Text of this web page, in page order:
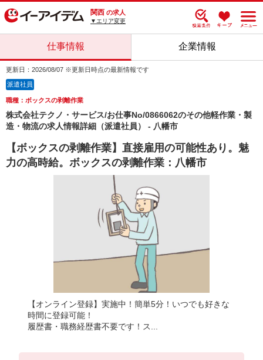
関西 の求人
▼エリア変更
仕事情報 企業情報
更新日：2026/08/07 ※更新日時点の最新情報です
派遣社員
職種：ボックスの剥離作業
株式会社テクノ・サービス/お仕事No/0866062のその他軽作業・製
造・物流の求人情報詳細（派遣社員） - 八幡市
【ボックスの剥離作業】直接雇用の可能性あり。魅
力の高時給。ボックスの剥離作業：八幡市
【オンライン登録】実施中！簡単5分！いつでも好きな
時間に登録可能！
履歴書・職務経歴書不要です！ス...